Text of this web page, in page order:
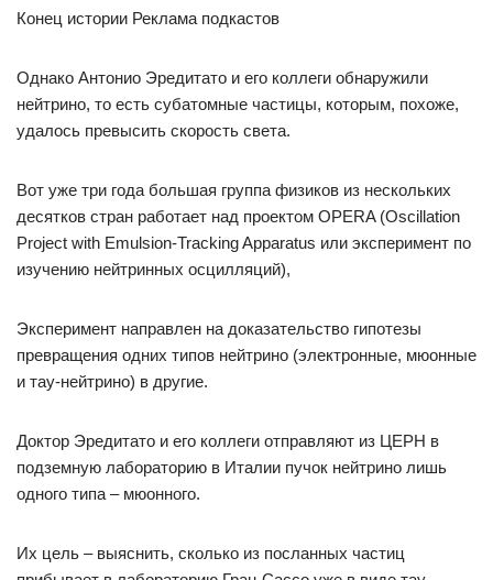
Конец истории Реклама подкастов
Однако Антонио Эредитато и его коллеги обнаружили
нейтрино, то есть субатомные частицы, которым, похоже,
удалось превысить скорость света.
Вот уже три года большая группа физиков из нескольких
десятков стран работает над проектом OPERA (Oscillation
Project with Emulsion-Tracking Apparatus или эксперимент по
изучению нейтринных осцилляций),
Эксперимент направлен на доказательство гипотезы
превращения одних типов нейтрино (электронные, мюонные
и тау-нейтрино) в другие.
Доктор Эредитато и его коллеги отправляют из ЦЕРН в
подземную лабораторию в Италии пучок нейтрино лишь
одного типа – мюонного.
Их цель – выяснить, сколько из посланных частиц